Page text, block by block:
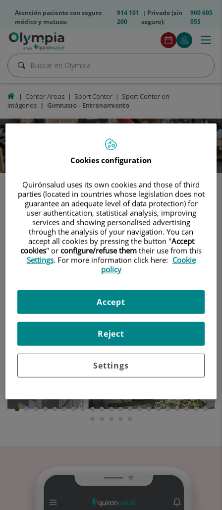
olympia2-
telfs
914 101
200
Atención paciente con seguro
médico y mutuas:
900 605
055
Privado (sin
seguro):
Buscar
Buscar
Olympia2
btn
Pedir
Pedir
cita
Mi
Menú
InicioCenter Areas Sport Center
Sport Center en
imágenes
Gimnasio - Entrenamiento
Gimnasio
Gimnasio - Entrenamiento
Olympia en imágenes
diapositivas:
Diapositiva
Diapositiva
anterior
Cookies configuration
Quirónsalud uses its own cookies and those of third
parties (located in countries whose legislation does not
guarantee an adequate level of data protection) for
user authentication, statistical analysis, improving
services and showing personalised advertising
through the analysis of your navigation. You can
accept all cookies by pressing the button "Accept
cookies" or configure/refuse them their use from this
Settings. For more information click here: Cookie
policy
Settings
Reject
Accept